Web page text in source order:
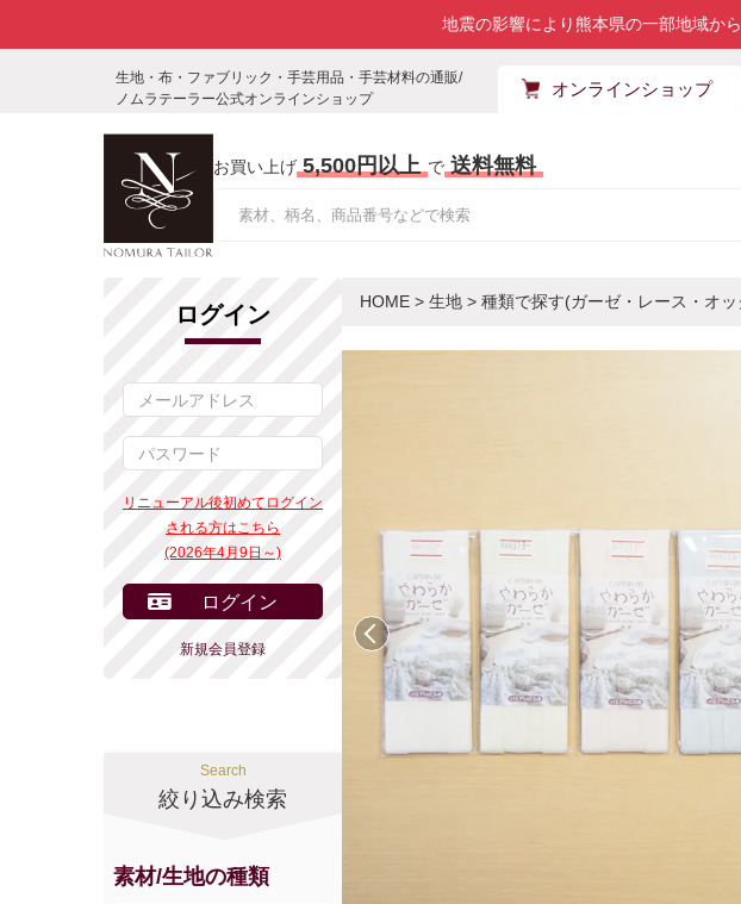
地震の影響により熊本県の一部地域か
生地・布・ファブリック・手芸用品・手芸材料の通販/
ノムラテーラー公式オンラインショップ
オンラインショップ
お買い上げ 5,500円以上 で 送料無料
ログイン
リニューアル後初めてログイン
される方はこちら
(2026年4月9日～)
ログイン
新規会員登録
Search
絞り込み検索
素材/生地の種類
HOME > 生地 > 種類で探す(ガーゼ・レース・オ
前へ